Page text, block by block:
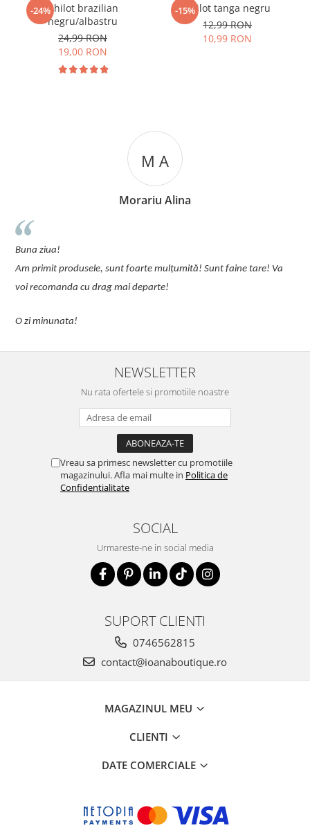
-24%Chilot brazilian
negru/albastru
24,99 RON
19,00 RON
-15%Chilot tanga negru
12,99 RON
10,99 RON
M A
Morariu Alina
Buna ziua!
Am primit produsele, sunt foarte mulțumită! Sunt faine tare! Va
voi recomanda cu drag mai departe!
O zi minunata!
NEWSLETTER
Nu rata ofertele si promotiile noastre
Vreau sa primesc newsletter cu promotiile
magazinului. Afla mai multe in Politica de
Confidentialitate
SOCIAL
Urmareste-ne in social media
SUPORT CLIENTI
0746562815
contact@ioanaboutique.ro
MAGAZINUL MEU
CLIENTI
DATE COMERCIALE